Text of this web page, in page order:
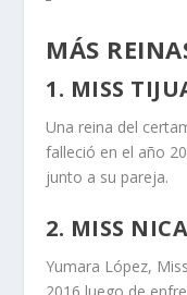
MÁS
1. MISS
Una reina del
falleció en el año
junto a su pareja.
2. MISS
Yumara López,